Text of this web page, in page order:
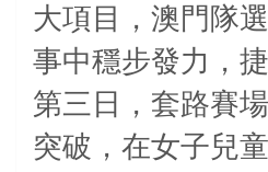
大項目，澳門隊
事中穩步發力，
第三日，套路賽
突破，在女子兒